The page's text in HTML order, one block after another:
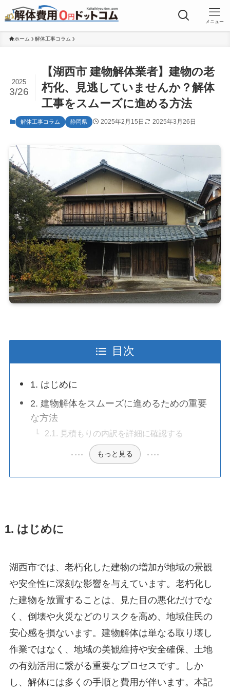
メニュー
ホーム 解体工事コラム
【湖西市 建物解体業者】建物の老
朽化、見逃していませんか？解体
工事をスムーズに進める方法
2025
3/26
解体工事コラム 静岡県 2025年2月15日 2025年3月26日
目次
1. はじめに
2. 建物解体をスムーズに進めるための重要
な方法
2.1. 見積もりの内訳を詳細に確認する
もっと見る
1. はじめに
湖西市では、老朽化した建物の増加が地域の景観
や安全性に深刻な影響を与えています。老朽化し
た建物を放置することは、見た目の悪化だけでな
く、倒壊や火災などのリスクを高め、地域住民の
安心感を損ないます。建物解体は単なる取り壊し
作業ではなく、地域の美観維持や安全確保、土地
の有効活用に繋がる重要なプロセスです。しか
し、解体には多くの手順と費用が伴います。本記